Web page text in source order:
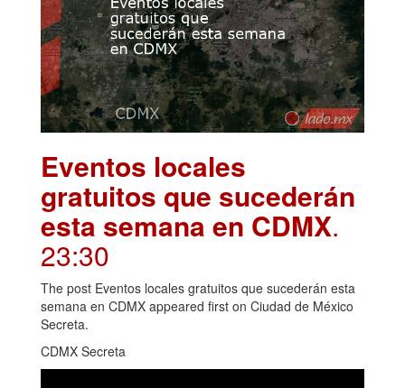
Eventos locales
gratuitos que sucederán
esta semana en CDMX.
23:30
The post Eventos locales gratuitos que sucederán esta
semana en CDMX appeared first on Ciudad de México
Secreta.
CDMX Secreta